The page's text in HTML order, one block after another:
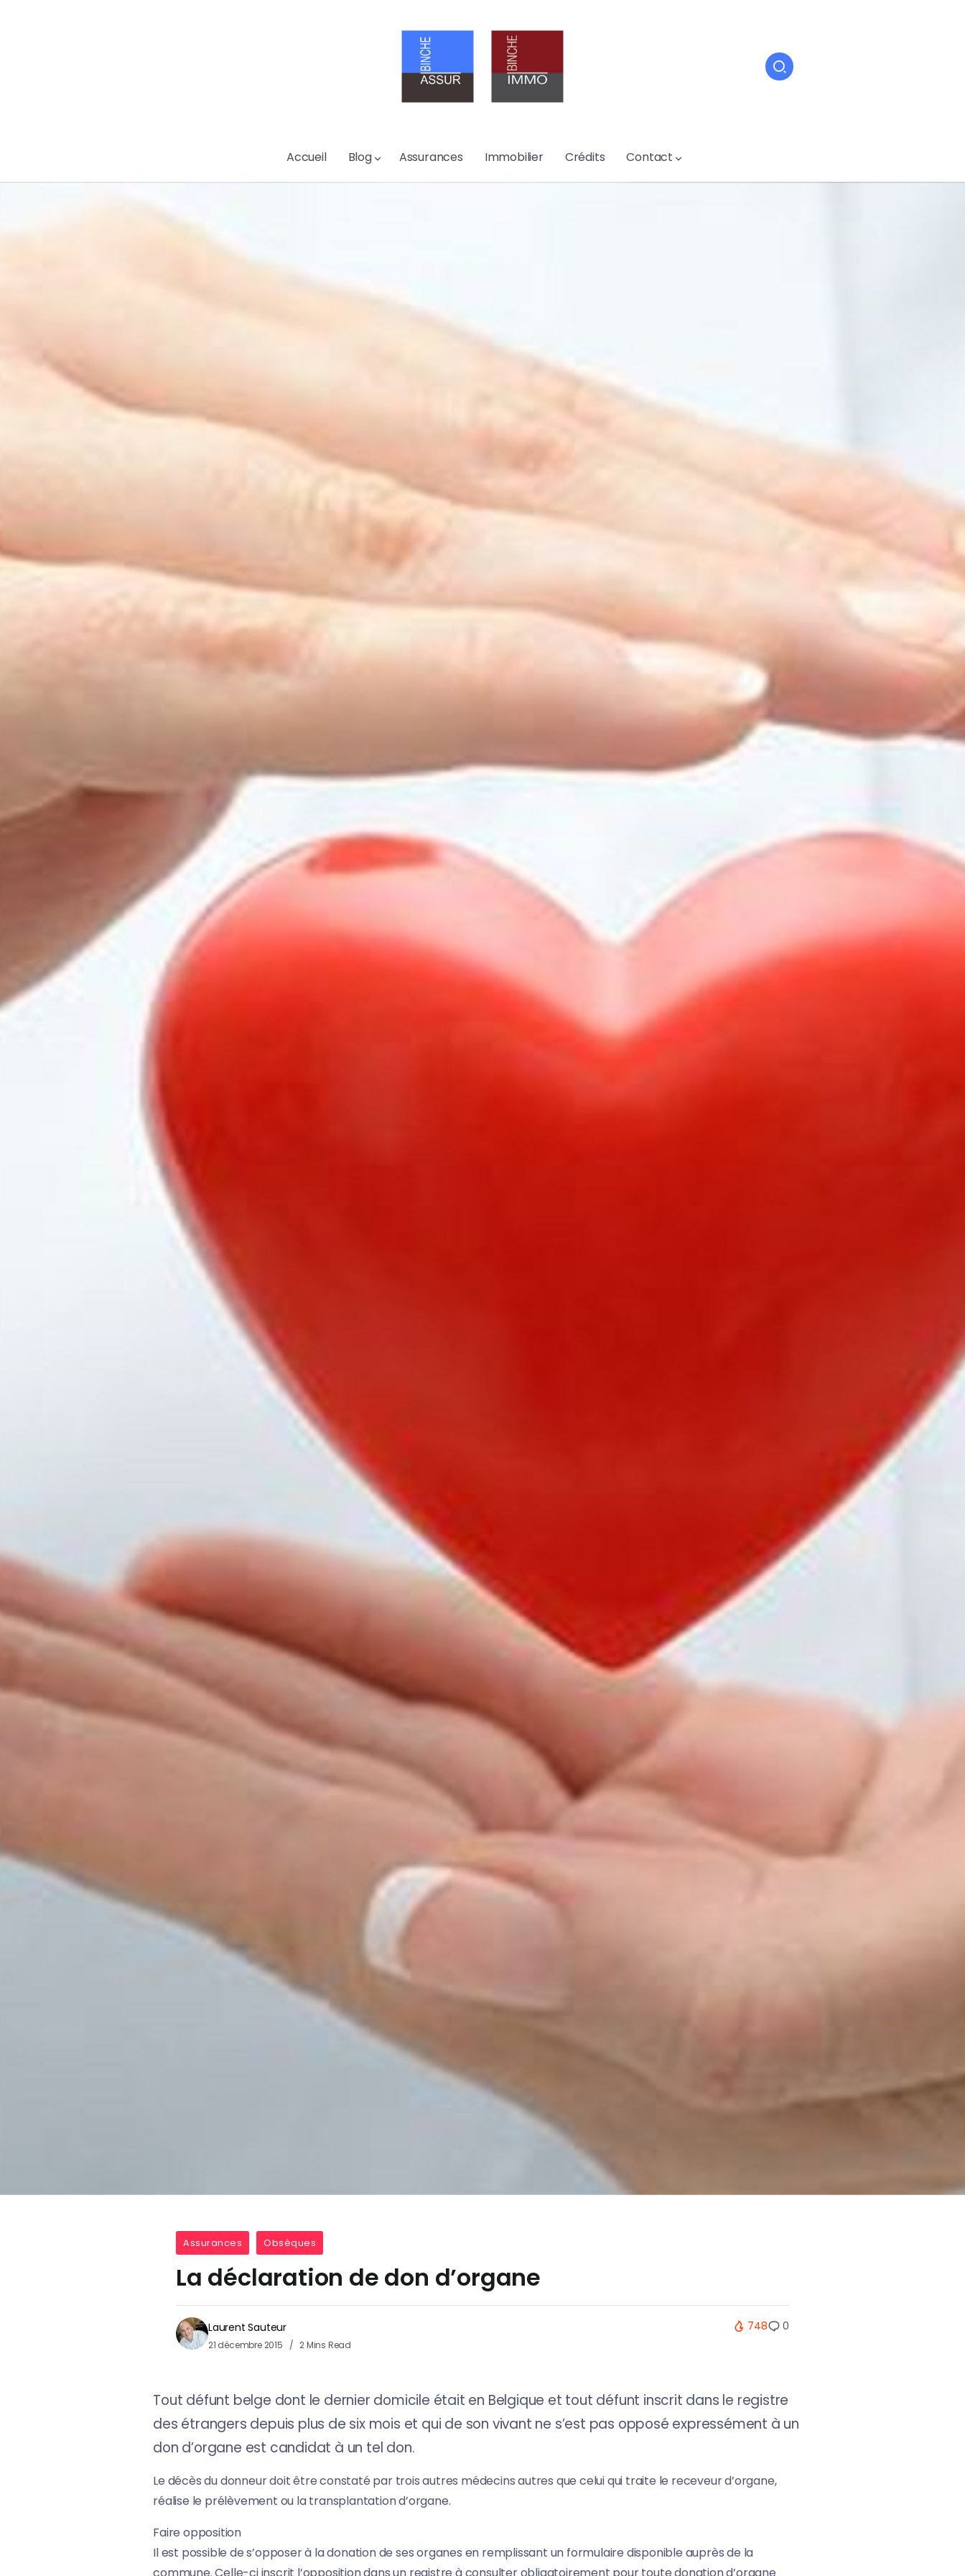
Accueil Blog Assurances Immobilier Crédits Contact
Assurances Obsèques
La déclaration de don d’organe
Laurent Sauteur
21 décembre 2015 2 Mins Read
748 0
Tout défunt belge dont le dernier domicile était en Belgique et tout défunt inscrit dans le registre
des étrangers depuis plus de six mois et qui de son vivant ne s’est pas opposé expressément à un
don d’organe est candidat à un tel don.
Le décès du donneur doit être constaté par trois autres médecins autres que celui qui traite le receveur d’organe,
réalise le prélèvement ou la transplantation d’organe.
Faire opposition
Il est possible de s’opposer à la donation de ses organes en remplissant un formulaire disponible auprès de la